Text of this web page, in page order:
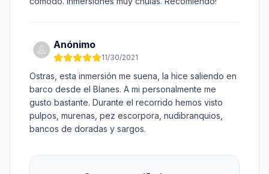
Anónimo
11/30/2021
Ostras, esta inmersión me suena, la hice saliendo en
barco desde el Blanes. A mi personalmente me
gusto bastante. Durante el recorrido hemos visto
pulpos, murenas, pez escorpora, nudibranquios,
bancos de doradas y sargos.